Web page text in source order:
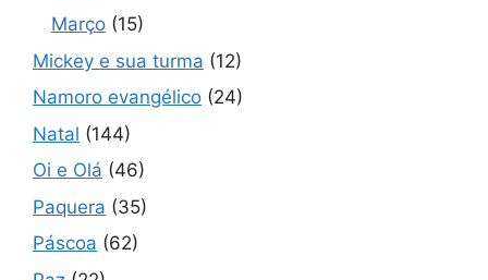
Março (15)
Mickey e sua turma (12)
Namoro evangélico (24)
Natal (144)
Oi e Olá (46)
Paquera (35)
Páscoa (62)